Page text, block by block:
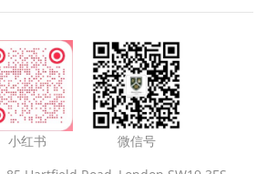
小红书
微信号